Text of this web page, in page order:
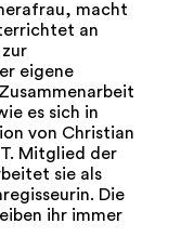
macht
an
eigene
es sich in
von Christian
Mitglied der
sie als
Die
ihr immer